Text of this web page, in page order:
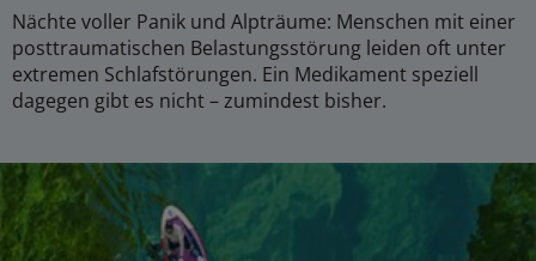
Nächte voller Panik und Alpträume: Menschen mit einer
posttraumatischen Belastungsstörung leiden oft unter
extremen Schlafstörungen. Ein Medikament speziell
dagegen gibt es nicht – zumindest bisher.